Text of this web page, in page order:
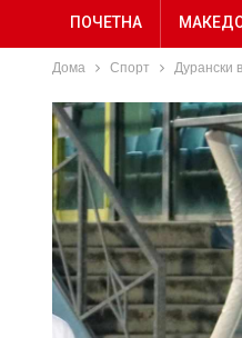
ПОЧЕТНА
Дома Спорт Дурански